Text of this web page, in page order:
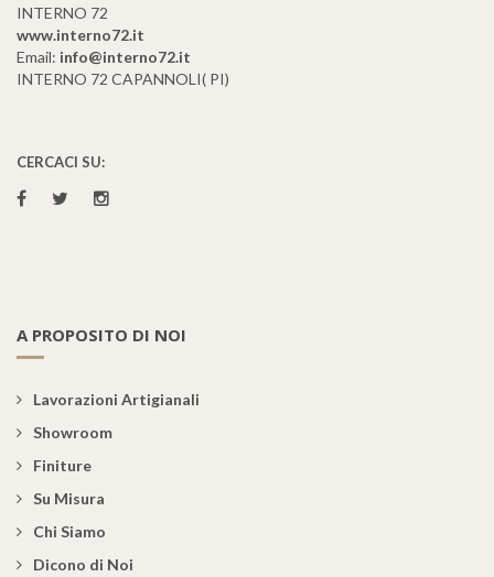
INTERNO 72
www.interno72.it
Email: info@interno72.it
INTERNO 72 CAPANNOLI( PI)
CERCACI SU:
A PROPOSITO DI NOI
Lavorazioni Artigianali
Showroom
Finiture
Su Misura
Chi Siamo
Dicono di Noi